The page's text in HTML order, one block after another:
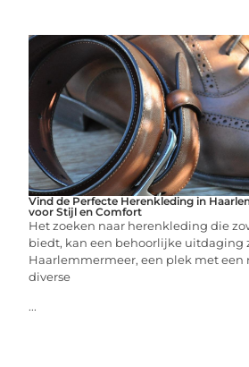
Vind de Perfecte Herenkleding in
voor Stijl en Comfort
Het zoeken naar herenkleding die
biedt, kan een behoorlijke uitdaging
Haarlemmermeer, een plek met een
diverse
...